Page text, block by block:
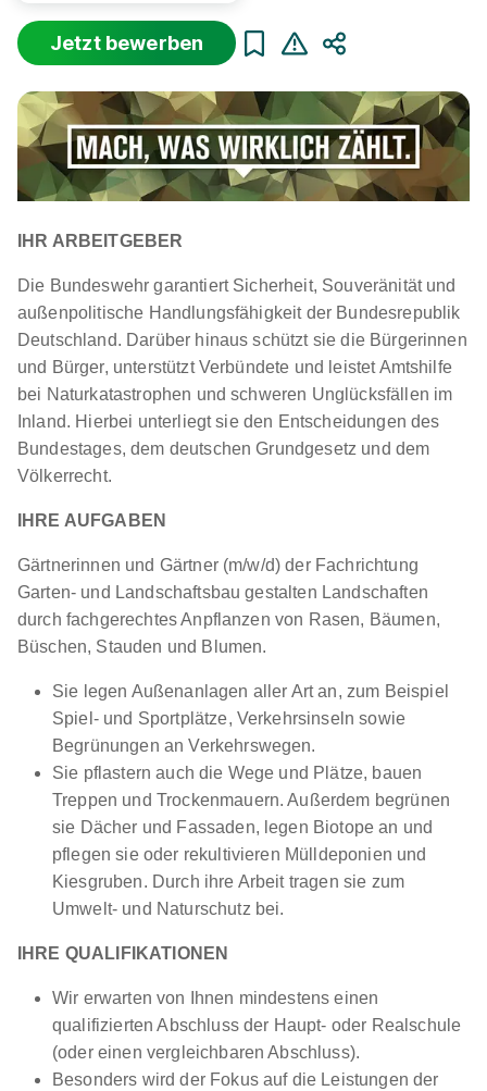
Jetzt bewerben
IHR ARBEITGEBER
Die Bundeswehr garantiert Sicherheit, Souveränität und
außenpolitische Handlungsfähigkeit der Bundesrepublik
Deutschland. Darüber hinaus schützt sie die Bürgerinnen
und Bürger, unterstützt Verbündete und leistet Amtshilfe
bei Naturkatastrophen und schweren Unglücksfällen im
Inland. Hierbei unterliegt sie den Entscheidungen des
Bundestages, dem deutschen Grundgesetz und dem
Völkerrecht.
IHRE AUFGABEN
Gärtnerinnen und Gärtner (m/w/d) der Fachrichtung
Garten- und Landschaftsbau gestalten Landschaften
durch fachgerechtes Anpflanzen von Rasen, Bäumen,
Büschen, Stauden und Blumen.
Sie legen Außenanlagen aller Art an, zum Beispiel
Spiel- und Sportplätze, Verkehrsinseln sowie
Begrünungen an Verkehrswegen.
Sie pflastern auch die Wege und Plätze, bauen
Treppen und Trockenmauern. Außerdem begrünen
sie Dächer und Fassaden, legen Biotope an und
pflegen sie oder rekultivieren Mülldeponien und
Kiesgruben. Durch ihre Arbeit tragen sie zum
Umwelt- und Naturschutz bei.
IHRE QUALIFIKATIONEN
Wir erwarten von Ihnen mindestens einen
qualifizierten Abschluss der Haupt- oder Realschule
(oder einen vergleichbaren Abschluss).
Besonders wird der Fokus auf die Leistungen der